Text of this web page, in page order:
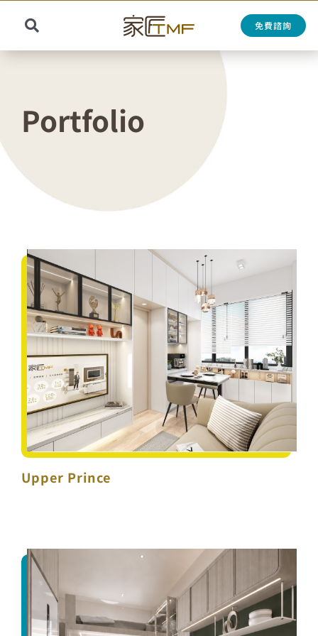
content
Toggle
Navigation
Search
免費諮詢
Portfolio
Upper Prince